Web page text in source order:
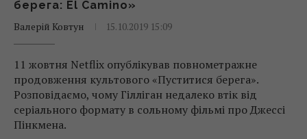
берега: El Camino»
Валерій Ковтун
15.10.2019 15:09
11 жовтня Netflix опублікував повнометражне
продовження культового «Пуститися берега».
Розповідаємо, чому Гілліган недалеко втік від
серіального формату в сольному фільмі про Джессі
Пінкмена.